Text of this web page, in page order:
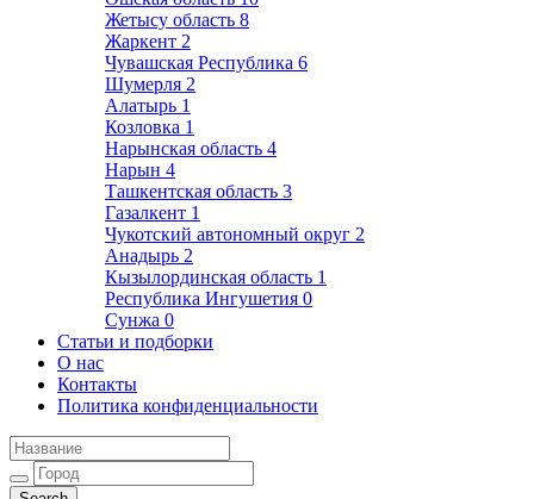
Жетысу область 8
Жаркент 2
Чувашская Республика 6
Шумерля 2
Алатырь 1
Козловка 1
Нарынская область 4
Нарын 4
Ташкентская область 3
Газалкент 1
Чукотский автономный округ 2
Анадырь 2
Кызылординская область 1
Республика Ингушетия 0
Сунжа 0
Статьи и подборки
О нас
Контакты
Политика конфиденциальности